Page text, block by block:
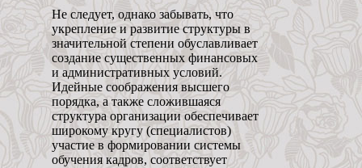
Не следует, однако забывать, что
укрепление и развитие структуры в
значительной степени обуславливает
создание существенных финансовых
и административных условий.
Идейные соображения высшего
порядка, а также сложившаяся
структура организации обеспечивает
широкому кругу (специалистов)
участие в формировании системы
обучения кадров, соответствует